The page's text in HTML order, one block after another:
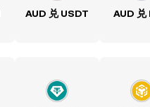
AUD 兑 USDT AUD 兑